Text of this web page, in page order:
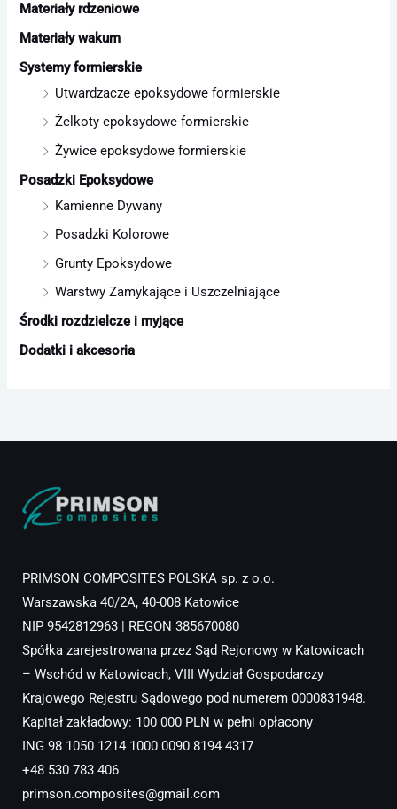
Materiały rdzeniowe
Materiały wakum
Systemy formierskie
Utwardzacze epoksydowe formierskie
Żelkoty epoksydowe formierskie
Żywice epoksydowe formierskie
Posadzki Epoksydowe
Kamienne Dywany
Posadzki Kolorowe
Grunty Epoksydowe
Warstwy Zamykające i Uszczelniające
Środki rozdzielcze i myjące
Dodatki i akcesoria
PRIMSON COMPOSITES POLSKA sp. z o.o.
Warszawska 40/2A, 40-008 Katowice
NIP 9542812963 | REGON 385670080
Spółka zarejestrowana przez Sąd Rejonowy w Katowicach
– Wschód w Katowicach, VIII Wydział Gospodarczy
Krajowego Rejestru Sądowego pod numerem 0000831948.
Kapitał zakładowy: 100 000 PLN w pełni opłacony
ING 98 1050 1214 1000 0090 8194 4317
+48 530 783 406
primson.composites@gmail.com